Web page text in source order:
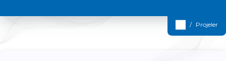
Projeler